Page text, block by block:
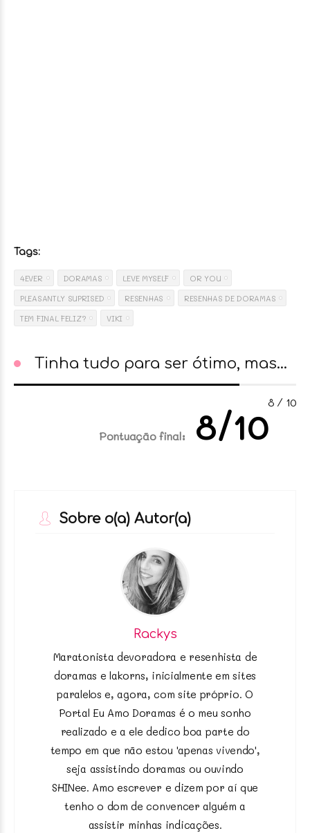
Tags:
4EVER DORAMAS LEVE MYSELF
OR YOU
PLEASANTLY SUPRISED
RESENHAS
RESENHAS DE DORAMAS
TEM FINAL FELIZ?
VIKI
Tinha tudo para ser ótimo, mas...
8⁄ 10
Pontuação final: 8/10
Sobre o(a) Autor(a)
Rackys
Maratonista devoradora e resenhista de
doramas e lakorns, inicialmente em sites
paralelos e, agora, com site próprio. O
Portal Eu Amo Doramas é o meu sonho
realizado e a ele dedico boa parte do
tempo em que não estou 'apenas vivendo',
seja assistindo doramas ou ouvindo
SHINee. Amo escrever e dizem por aí que
tenho o dom de convencer alguém a
assistir minhas indicações.